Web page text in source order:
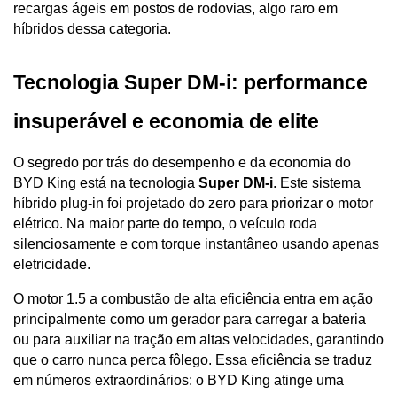
recargas ágeis em postos de rodovias, algo raro em
híbridos dessa categoria.
Tecnologia Super DM-i: performance
insuperável e economia de elite
O segredo por trás do desempenho e da economia do
BYD King está na tecnologia Super DM-i. Este sistema
híbrido plug-in foi projetado do zero para priorizar o motor
elétrico. Na maior parte do tempo, o veículo roda
silenciosamente e com torque instantâneo usando apenas
eletricidade.
O motor 1.5 a combustão de alta eficiência entra em ação
principalmente como um gerador para carregar a bateria
ou para auxiliar na tração em altas velocidades, garantindo
que o carro nunca perca fôlego. Essa eficiência se traduz
em números extraordinários: o BYD King atinge uma